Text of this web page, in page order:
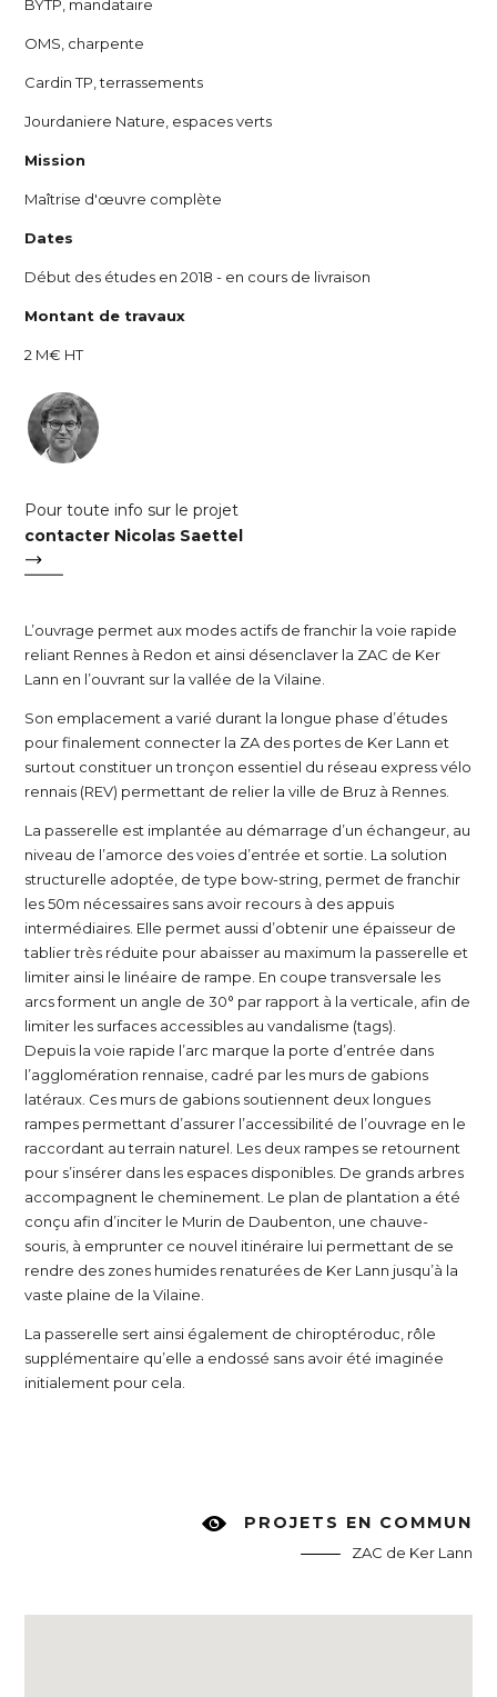
BYTP, mandataire
OMS, charpente
Cardin TP, terrassements
Jourdaniere Nature, espaces verts
Mission
Maîtrise d'œuvre complète
Dates
Début des études en 2018 - en cours de livraison
Montant de travaux
2 M€ HT
Pour toute info sur le projet
contacter Nicolas Saettel
L’ouvrage permet aux modes actifs de franchir la voie rapide
reliant Rennes à Redon et ainsi désenclaver la ZAC de Ker
Lann en l’ouvrant sur la vallée de la Vilaine.
Son emplacement a varié durant la longue phase d’études
pour finalement connecter la ZA des portes de Ker Lann et
surtout constituer un tronçon essentiel du réseau express vélo
rennais (REV) permettant de relier la ville de Bruz à Rennes.
La passerelle est implantée au démarrage d’un échangeur, au
niveau de l’amorce des voies d’entrée et sortie. La solution
structurelle adoptée, de type bow-string, permet de franchir
les 50m nécessaires sans avoir recours à des appuis
intermédiaires. Elle permet aussi d’obtenir une épaisseur de
tablier très réduite pour abaisser au maximum la passerelle et
limiter ainsi le linéaire de rampe. En coupe transversale les
arcs forment un angle de 30° par rapport à la verticale, afin de
limiter les surfaces accessibles au vandalisme (tags).
Depuis la voie rapide l’arc marque la porte d’entrée dans
l’agglomération rennaise, cadré par les murs de gabions
latéraux. Ces murs de gabions soutiennent deux longues
rampes permettant d’assurer l’accessibilité de l’ouvrage en le
raccordant au terrain naturel. Les deux rampes se retournent
pour s’insérer dans les espaces disponibles. De grands arbres
accompagnent le cheminement. Le plan de plantation a été
conçu afin d’inciter le Murin de Daubenton, une chauve-
souris, à emprunter ce nouvel itinéraire lui permettant de se
rendre des zones humides renaturées de Ker Lann jusqu’à la
vaste plaine de la Vilaine.
La passerelle sert ainsi également de chiroptéroduc, rôle
supplémentaire qu’elle a endossé sans avoir été imaginée
initialement pour cela.
PROJETS EN COMMUN
ZAC de Ker Lann